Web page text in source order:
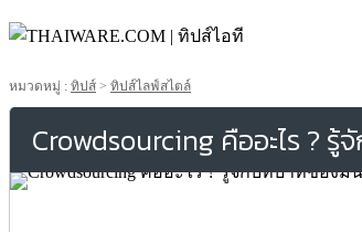
หมวดหมู่ : ทิปส์ > ทิปส์ไลฟ์สไตล์
Crowdsourcing คืออะไร ?